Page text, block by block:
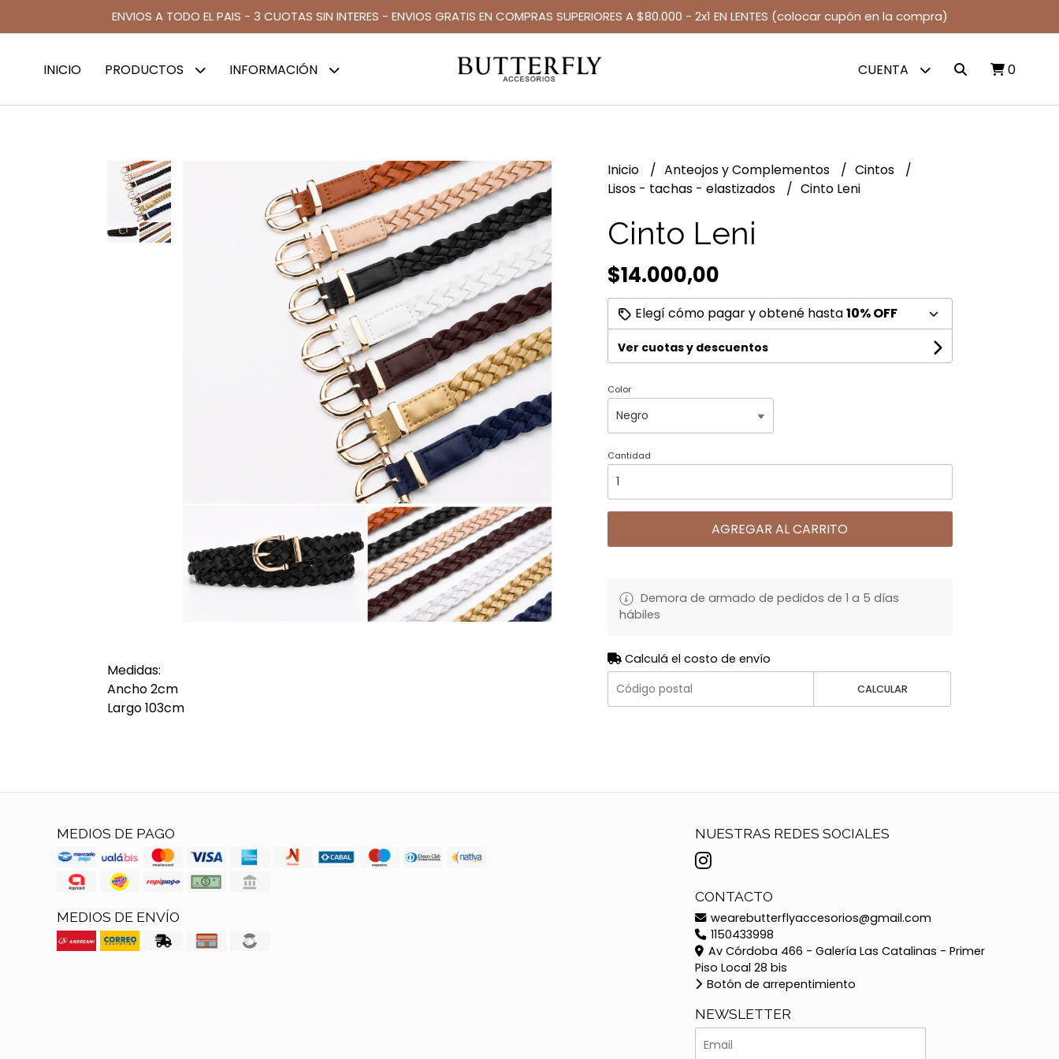
ENVIOS A TODO EL PAIS - 3 CUOTAS SIN INTERES - ENVIOS GRATIS EN COMPRAS SUPERIORES A $80.000 - 2x1 EN LENTES (colocar cupón en la compra)
INICIO PRODUCTOS INFORMACIÓN CUENTA 0
Medidas:
Ancho 2cm
Largo 103cm
Inicio Anteojos y Complementos
Cintos
Lisos - tachas - elastizados
Cinto Leni
Cinto Leni
$14.000,00
Elegí cómo pagar y obtené hasta10% OFF
Ver cuotas y descuentos
Color
Cantidad
AGREGAR AL CARRITO
Demora de armado de pedidos de 1 a 5 días
hábiles
Calculá el costo de envío
CALCULAR
MEDIOS DE PAGO
MEDIOS DE ENVÍO
NUESTRAS REDES SOCIALES
CONTACTO
wearebutterflyaccesorios@gmail.com
1150433998
Av Córdoba 466 - Galería Las Catalinas - Primer
Piso Local 28 bis
Botón de arrepentimiento
NEWSLETTER